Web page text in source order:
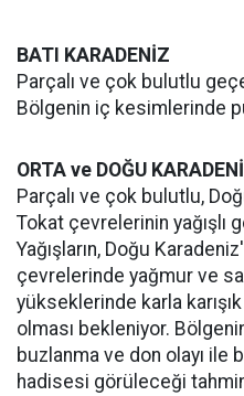
BATI KARADENİZ
Parçalı ve çok bulutlu
Bölgenin iç kesimlerinde
ORTA ve DOĞU
Parçalı ve çok bulutlu,
Tokat çevrelerinin yağışlı
Yağışların, Doğu
çevrelerinde yağmur ve
yükseklerinde karla
olması bekleniyor.
buzlanma ve don olayı
hadisesi görüleceği